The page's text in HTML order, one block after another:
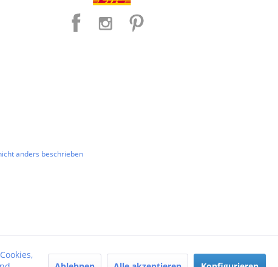
anders beschrieben